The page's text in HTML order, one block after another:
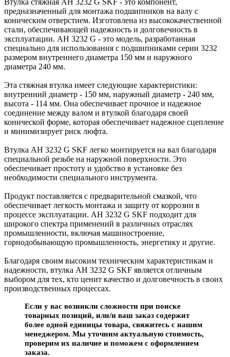
предназначенный для монтажа подшипников на валу с
коническим отверстием. Изготовлена из высококачественной
стали, обеспечивающей надежность и долговечность в
эксплуатации. AH 3232 G - это модель, разработанная
специально для использования с подшипниками серии 3232
размером внутреннего диаметра 150 мм и наружного
диаметра 240 мм.
Эта стяжная втулка имеет следующие характеристики:
внутренний диаметр - 150 мм, наружный диаметр - 240 мм,
высота - 114 мм. Она обеспечивает прочное и надежное
соединение между валом и втулкой благодаря своей
конической форме, которая обеспечивает надежное сцепление
и минимизирует риск люфта.
Втулка AH 3232 G SKF легко монтируется на вал благодаря
специальной резьбе на наружной поверхности. Это
обеспечивает простоту и удобство в установке без
необходимости специального инструмента.
Продукт поставляется с предварительной смазкой, что
обеспечивает легкость монтажа и защиту от коррозии в
процессе эксплуатации. AH 3232 G SKF подходит для
широкого спектра применений в различных отраслях
промышленности, включая машиностроение,
горнодобывающую промышленность, энергетику и другие.
Благодаря своим высоким техническим характеристикам и
надежности, втулка AH 3232 G SKF является отличным
выбором для тех, кто ценит качество и долговечность в своих
производственных процессах.
Если у вас возникли сложности при поиске
товарных позиций, или/и ваш заказ содержит
более одной единицы товара, свяжитесь с нашим
менеджером. Мы уточним актуальную стоимость,
проверим их наличие и поможем с оформлением
заказа.